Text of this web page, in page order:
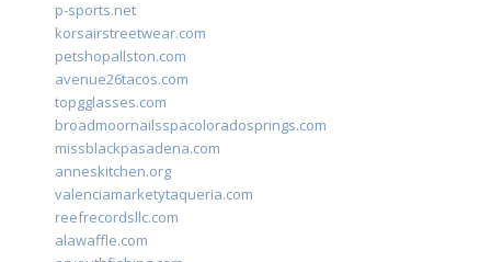
p-sports.net
korsairstreetwear.com
petshopallston.com
avenue26tacos.com
topgglasses.com
broadmoornailsspacoloradosprings.com
missblackpasadena.com
anneskitchen.org
valenciamarketytaqueria.com
reefrecordsllc.com
alawaffle.com